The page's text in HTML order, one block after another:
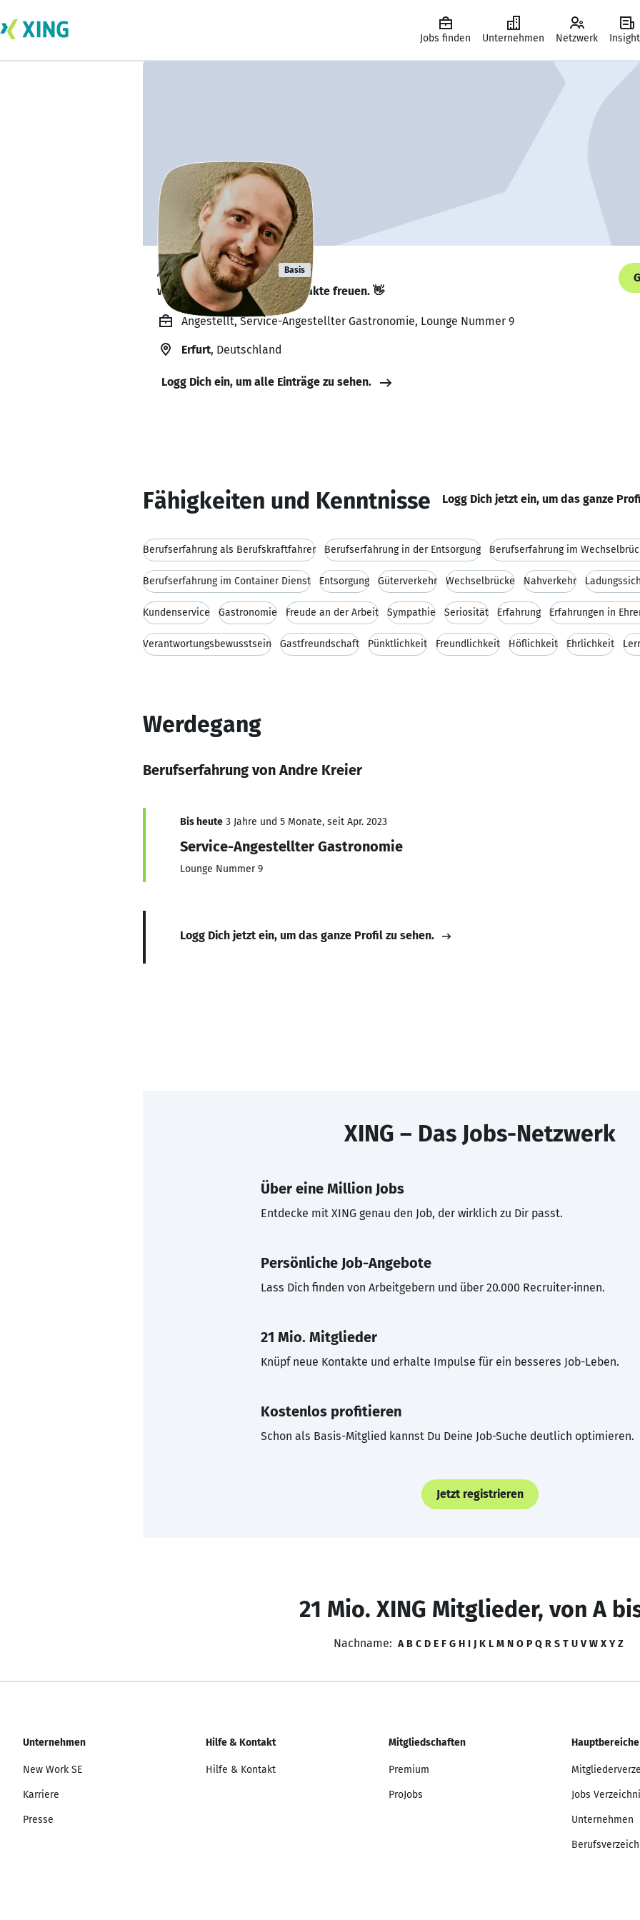
Jobs finden Unternehmen Netzwerk
Andre Kreier Basis
würde sich über soziale Kontakte freuen. 👋
Angestellt, Service-Angestellter Gastronomie, Lounge Nummer 9
Erfurt, Deutschland
Logg Dich ein, um alle Einträge zu sehen.
Fähigkeiten und Kenntnisse Logg Dich jetzt ein, um das ganze
Berufserfahrung als Berufskraftfahrer Berufserfahrung in der Entsorgung Berufserfahrung im
Berufserfahrung im Container Dienst Entsorgung Güterverkehr Wechselbrücke Nahverkehr
Kundenservice Gastronomie Freude an der Arbeit Sympathie Seriosität Erfahrung Erfahrungen in
Verantwortungsbewusstsein Gastfreundschaft Pünktlichkeit Freundlichkeit Höflichkeit Ehrlichkeit
Werdegang
Berufserfahrung von Andre Kreier
Bis heute 3 Jahre und 5 Monate, seit Apr. 2023
Service-Angestellter Gastronomie
Lounge Nummer 9
Logg Dich jetzt ein, um das ganze Profil zu sehen.
XING – Das Jobs-Netzwerk
Über eine Million Jobs
Entdecke mit XING genau den Job, der wirklich zu Dir passt.
Persönliche Job-Angebote
Lass Dich finden von Arbeitgebern und über 20.000 Recruiter·innen.
21 Mio. Mitglieder
Knüpf neue Kontakte und erhalte Impulse für ein besseres Job-Leben.
Kostenlos profitieren
Schon als Basis-Mitglied kannst Du Deine Job-Suche deutlich optimieren.
Jetzt registrieren
21 Mio. XING Mitglieder, von A
Nachname: A B C D E F G H I J K L M N O P Q R S T U V W X Y Z
Unternehmen
New Work SE
Karriere
Presse
Hilfe & Kontakt
Hilfe & Kontakt
Mitgliedschaften
Premium
ProJobs
Hauptbereiche
Jobs
Unternehmen